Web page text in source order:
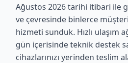
Ağustos 2026 tarihi itibari ile
ve çevresinde binlerce
hizmeti sunduk. Hızlı ulaşım
gün içerisinde teknik destek
cihazlarınızı yerinden teslim